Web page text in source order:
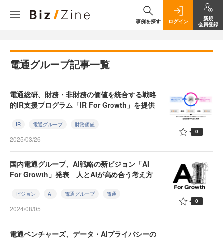
事例を探す ログイン
新規
会員登録
電通グループ記事一覧
電通総研、財務・非財務の価値を統合する戦略
的IR支援プログラム「IR For Growth」を提供
IR 電通グループ 財務価値
2025/03/26
0
国内電通グループ、AI戦略の新ビジョン「AI
For Growth」発表 人とAIが高め合う考え方
ビジョン AI 電通グループ 電通
2024/08/05
0
電通ベンチャーズ、データ・AIプライバシーの